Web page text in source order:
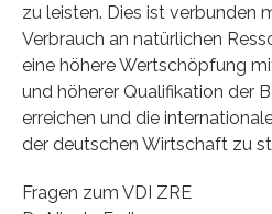
zu leisten. Dies ist verbunden
Verbrauch an natürlichen
eine höhere Wertschöpfung
und höherer Qualifikation der
erreichen und die
der deutschen Wirtschaft zu
Fragen zum VDI ZRE